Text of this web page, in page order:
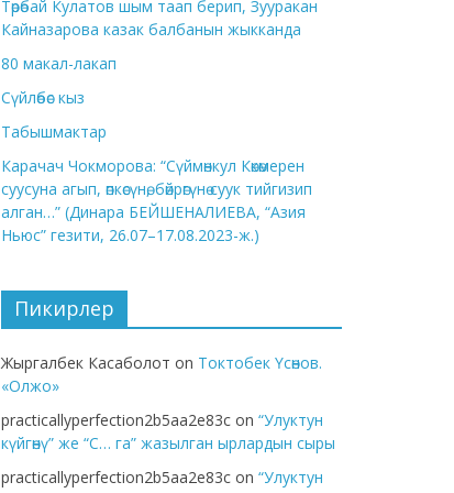
Төрөбай Кулатов шым таап берип, Зууракан
Кайназарова казак балбанын жыкканда
80 макал-лакап
Сүйлөбөс кыз
Табышмактар
Карачач Чокморова: “Сүймөнкул Көкөмерен
суусуна агып, өпкөсүнө, бөйрөгүнө суук тийгизип
алган…” (Динара БЕЙШЕНАЛИЕВА, “Азия
Ньюс” гезити, 26.07–17.08.2023-ж.)
Пикирлер
Жыргалбек Касаболот on Токтобек Үсөнов.
«Олжо»
practicallyperfection2b5aa2e83c on “Улуктун
күйгөнү” же “С… га” жазылган ырлардын сыры
practicallyperfection2b5aa2e83c on “Улуктун